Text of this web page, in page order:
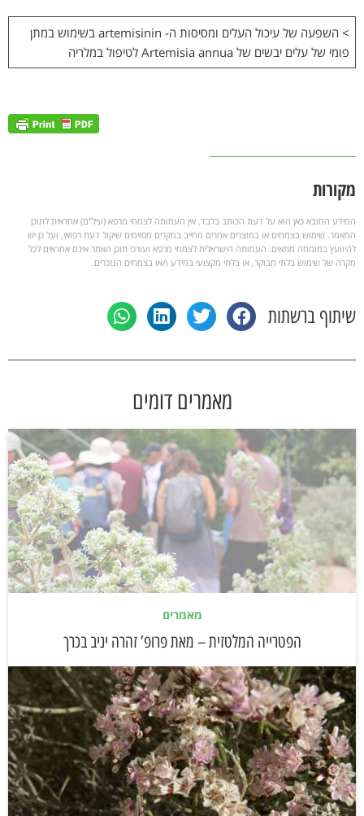
> השפעה של עיכול העלים ומסיסות ה- artemisinin בשימוש במתן
פומי של עלים יבשים של Artemisia annua לטיפול במלריה
מקורות
המידע המובא כאן הוא על דעת הכותב בלבד. אין העמותה לצמחי מרפא (עיל”ם) אחראית לתוכן
המאמר. שימוש בצמחים או במוצרים אחרים מחייב במקרים מסוימים שיקול דעת רפואי, ועל כן יש
להיוועץ במומחה מתאים. העמותה הישראלית לצמחי מרפא ועורכי תוכן האתר אינם אחראים לכל
מקרה של שימוש בלתי מבוקר, או בלתי מקצועי במידע ו/או בצמחים הנזכרים.
שיתוף ברשתות
מאמרים דומים
מאמרים
הפטרייה המלטזית – מאת פרופ’ זהרה יניב בכרך